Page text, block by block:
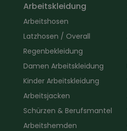
Arbeitskleidung
Arbeitshosen
Latzhosen / Overall
Regenbekleidung
Damen Arbeitskleidung
Kinder Arbeitskleidung
Arbeitsjacken
Schürzen & Berufsmantel
Arbeitshemden